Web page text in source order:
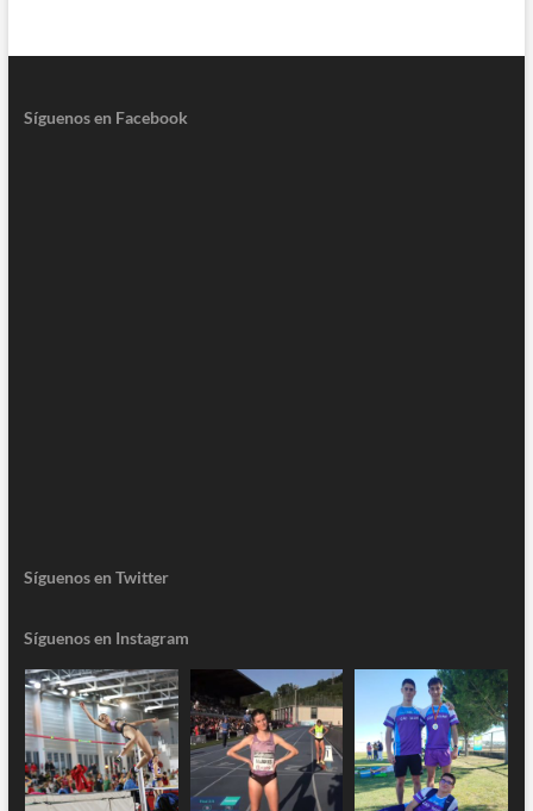
Síguenos en Facebook
Síguenos en Twitter
Síguenos en Instagram